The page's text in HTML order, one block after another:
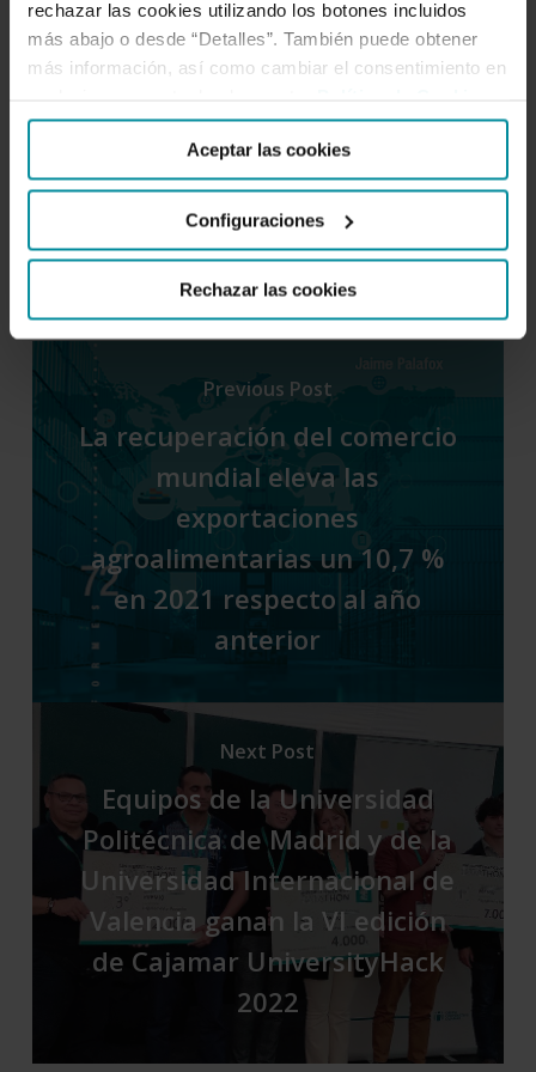
rechazar las cookies utilizando los botones incluidos
más abajo o desde “Detalles”. También puede obtener
más información, así como cambiar el consentimiento en
Aceptar las cookies
Configuraciones
Rechazar las cookies
Los tres lugares más alejados de la
civilización
BÚSQUEDAS
Previous Post
La recuperación del comercio
mundial eleva las
exportaciones
agroalimentarias un 10,7 %
en 2021 respecto al año
anterior
Next Post
Equipos de la Universidad
Politécnica de Madrid y de la
Universidad Internacional de
Valencia ganan la VI edición
de Cajamar UniversityHack
2022